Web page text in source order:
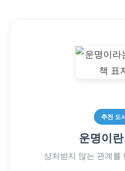
추천 도
운명이
상처받지 않는 관계를